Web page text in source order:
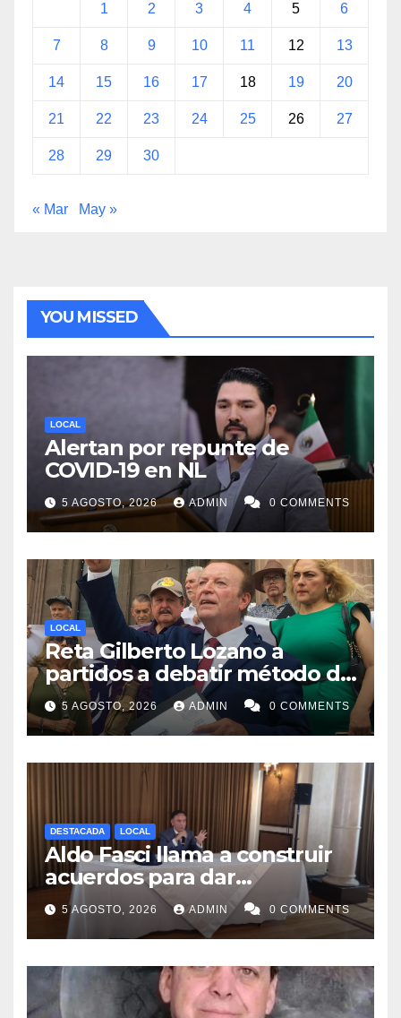
1 2 3 4 5 6
7 8 9 10 11 12 13
14 15 16 17 18 19 20
21 22 23 24 25 26 27
28 29 30
« Mar May »
YOU MISSED
LOCAL
Alertan por repunte de
COVID-19 en NL
5 AGOSTO, 2026 ADMIN 0 COMMENTS
LOCAL
Reta Gilberto Lozano a
partidos a debatir método de
designación de candidato a
gubernatura de NL
5 AGOSTO, 2026 ADMIN 0 COMMENTS
DESTACADA LOCAL
Aldo Fasci llama a construir
acuerdos para dar
gobernabilidad a Nuevo León
5 AGOSTO, 2026 ADMIN 0 COMMENTS